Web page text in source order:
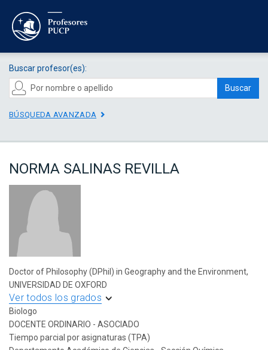
Buscar profesor(es):
Buscar
BÚSQUEDA AVANZADA
NORMA SALINAS REVILLA
Doctor of Philosophy (DPhil) in Geography and the Environment,
UNIVERSIDAD DE OXFORD
Ver todos los grados
Biologo
DOCENTE ORDINARIO - ASOCIADO
Tiempo parcial por asignaturas (TPA)